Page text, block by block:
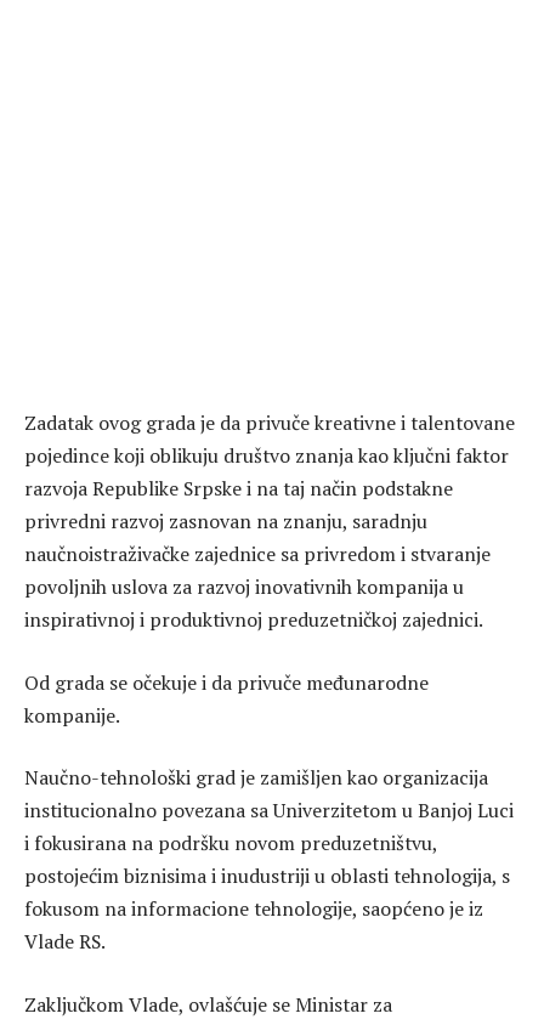
Zadatak ovog grada je da privuče kreativne i talentovane
pojedince koji oblikuju društvo znanja kao ključni faktor
razvoja Republike Srpske i na taj način podstakne
privredni razvoj zasnovan na znanju, saradnju
naučnoistraživačke zajednice sa privredom i stvaranje
povoljnih uslova za razvoj inovativnih kompanija u
inspirativnoj i produktivnoj preduzetničkoj zajednici.
Od grada se očekuje i da privuče međunarodne
kompanije.
Naučno-tehnološki grad je zamišljen kao organizacija
institucionalno povezana sa Univerzitetom u Banjoj Luci
i fokusirana na podršku novom preduzetništvu,
postojećim biznisima i inudustriji u oblasti tehnologija, s
fokusom na informacione tehnologije, saopćeno je iz
Vlade RS.
Zaključkom Vlade, ovlašćuje se Ministar za